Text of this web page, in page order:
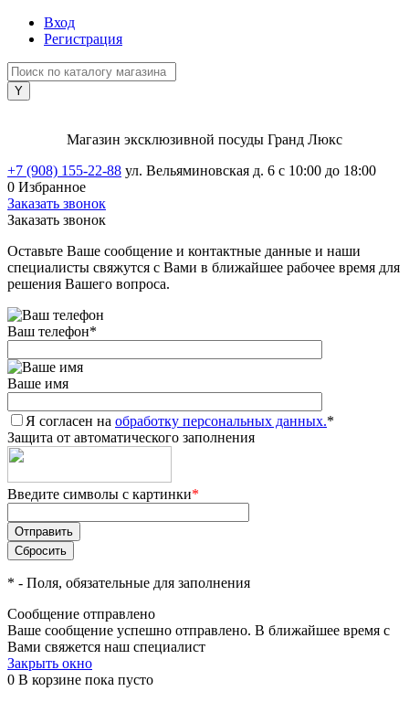
Вход
Регистрация
Магазин эксклюзивной посуды Гранд Люкс
+7 (908) 155-22-88 ул. Вельяминовская д. 6 с 10:00 до 18:00
0 Избранное
Заказать звонок
Заказать звонок
Оставьте Ваше сообщение и контактные данные и наши
специалисты свяжутся с Вами в ближайшее рабочее время для
решения Вашего вопроса.
Ваш телефон*
Ваше имя
Я согласен на обработку персональных данных.*
Защита от автоматического заполнения
Введите символы с картинки*
* - Поля, обязательные для заполнения
Сообщение отправлено
Ваше сообщение успешно отправлено. В ближайшее время с
Вами свяжется наш специалист
Закрыть окно
0 В корзине пока пусто